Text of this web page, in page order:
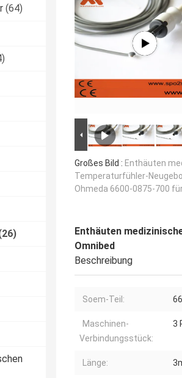
(64)
Großes Bild : Enthäuten
Temperaturfühler-
Ohmeda 6600-0875-700
Enthäuten
Omnibed
Beschreibung
Soem-Teil:
Maschinen-
Verbindungsstück:
3
Länge: